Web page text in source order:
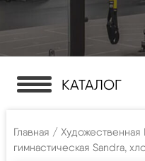
КАТАЛОГ
Главная / Художественная
гимнастическая Sandra,